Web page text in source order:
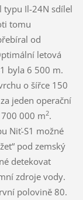
typu Il-24N sdílel
tomu
od
letová
byla 6 500 m.
o šířce 150
jeden operační
000 m2.
Niť-S1 možné
pod zemský
detekovat
zdroje vody.
polovině 80.